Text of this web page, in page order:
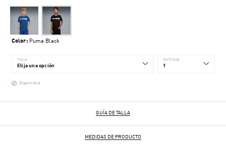
Color: Puma Black
TALLA CANTIDAD
Disponible
GUÍA DE TALLA
MEDIDAS DE PRODUCTO